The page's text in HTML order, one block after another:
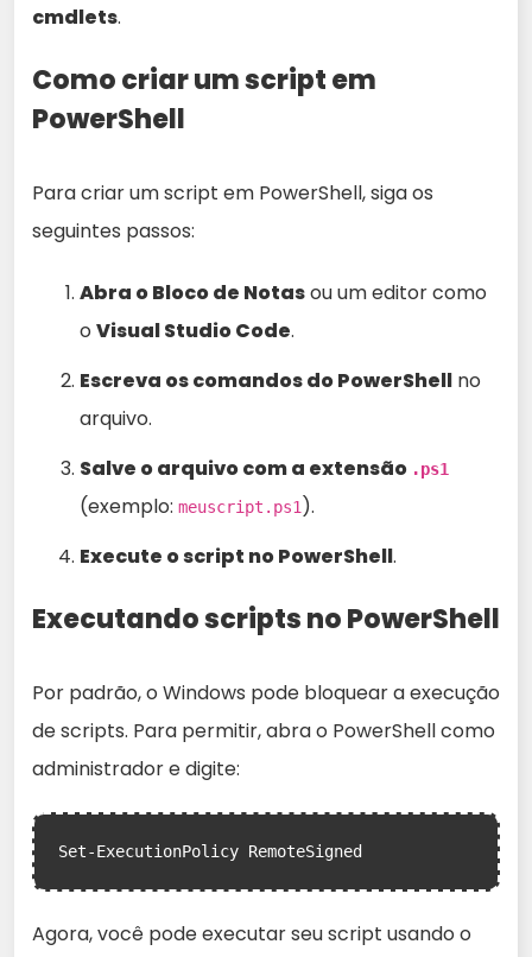
cmdlets.
Como criar um script em
PowerShell
Para criar um script em PowerShell, siga os
seguintes passos:
Abra o Bloco de Notasou um editor como
o Visual Studio Code.
Escreva os comandos do PowerShell no
arquivo.
Salve o arquivo com a extensão .ps1
(exemplo: meuscript.ps1 ).
Execute o script no PowerShell.
Executando scripts no PowerShell
Por padrão, o Windows pode bloquear a execução
de scripts. Para permitir, abra o PowerShell como
administrador e digite:
Agora, você pode executar seu script usando o